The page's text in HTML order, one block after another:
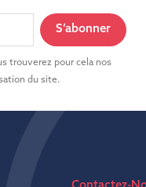
trouverez pour cela nos
du site.